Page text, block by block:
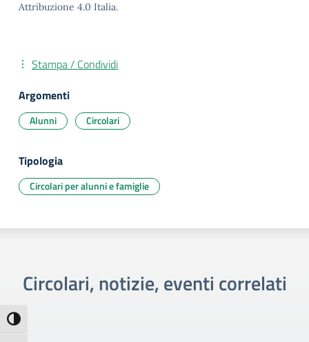
Attiva/disattiva alto contrasto
Attribuzione 4.0 Italia.
Stampa / Condividi
Argomenti
Alunni Circolari
Tipologia
Circolari per alunni e famiglie
Circolari, notizie, eventi correlati